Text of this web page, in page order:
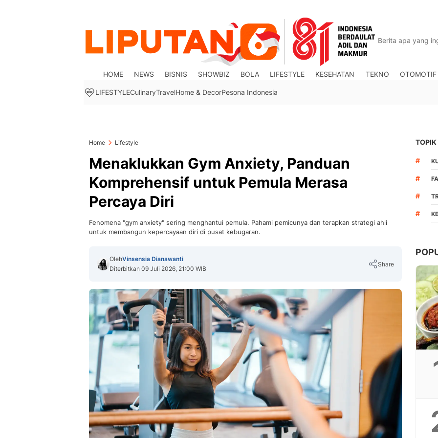
HOME NEWS BISNIS SHOWBIZ BOLA LIFESTYLE KESEHATAN TEKNO OTOMOTIF
LIFESTYLECulinaryTravelHome & DecorPesona Indonesia
Home Lifestyle
Menaklukkan Gym Anxiety, Panduan
Komprehensif untuk Pemula Merasa
Percaya Diri
Fenomena "gym anxiety" sering menghantui pemula. Pahami pemicunya dan terapkan strategi ahli
untuk membangun kepercayaan diri di pusat kebugaran.
OlehVinsensia Dianawanti
Diterbitkan 09 Juli 2026, 21:00 WIB
Share
Copy Link
TOPIK
#
#
#
#